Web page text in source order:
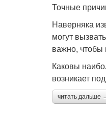
Точные
Наверняка
могут
важно, чтобы
Каковы
возникает
читать дальше